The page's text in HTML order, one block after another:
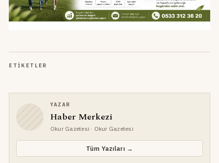
ETIKETLER
YAZAR
Haber Merkezi
Okur Gazetesi · Okur Gazetesi
Tüm Yazıları →